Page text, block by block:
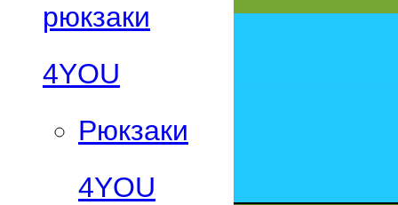
рюкзаки
4YOU
Рюкзаки
4YOU